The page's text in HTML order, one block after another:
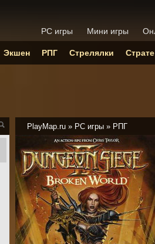
PlayMap.ru » PC игры » РПГ
PC игры Мини игры
Экшен РПГ Стрелялки